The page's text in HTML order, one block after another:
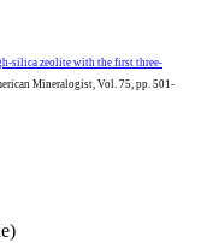
silica zeolite with the first three-
Mineralogist, Vol. 75, pp. 501-